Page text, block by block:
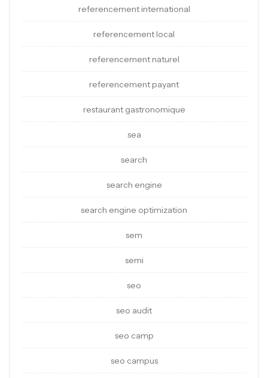
referencement international
referencement local
referencement naturel
referencement payant
restaurant gastronomique
sea
search
search engine
search engine optimization
sem
semi
seo
seo audit
seo camp
seo campus